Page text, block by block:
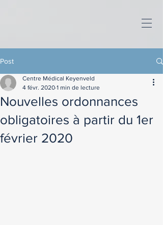
Post
Nouvelles ordonnances
obligatoires à partir du 1er
février 2020
Centre Médical Keyenveld
4 févr. 2020 1 min de lecture